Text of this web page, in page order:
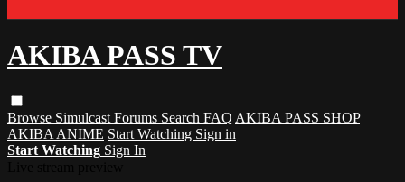
AKIBA PASS TV
Browse Simulcast Forums Search FAQ AKIBA PASS SHOP
AKIBA ANIME Start Watching Sign in
Start Watching Sign In